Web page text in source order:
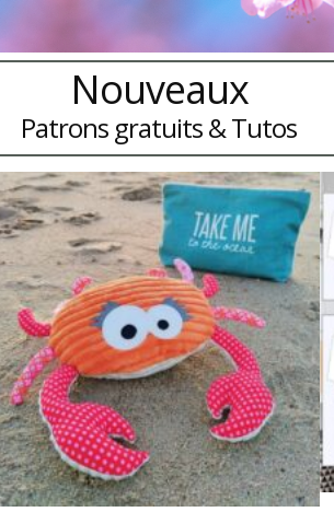
Nouveaux
Patrons gratuits & Tutos